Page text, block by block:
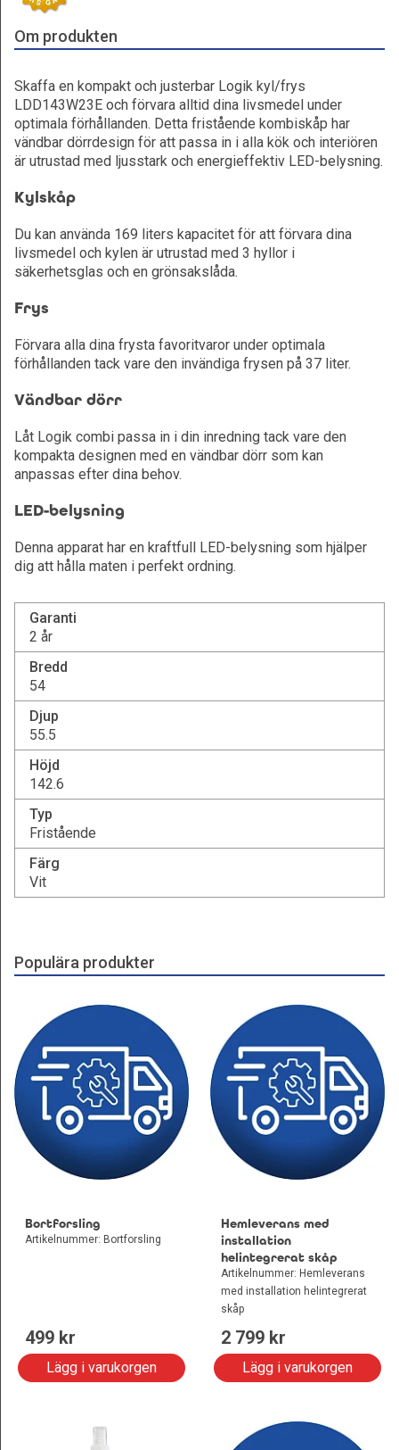
Om produkten
Skaffa en kompakt och justerbar Logik kyl/frys
LDD143W23E och förvara alltid dina livsmedel under
optimala förhållanden. Detta fristående kombiskåp har
vändbar dörrdesign för att passa in i alla kök och interiören
är utrustad med ljusstark och energieffektiv LED-belysning.
Kylskåp
Du kan använda 169 liters kapacitet för att förvara dina
livsmedel och kylen är utrustad med 3 hyllor i
säkerhetsglas och en grönsakslåda.
Frys
Förvara alla dina frysta favoritvaror under optimala
förhållanden tack vare den invändiga frysen på 37 liter.
Vändbar dörr
Låt Logik combi passa in i din inredning tack vare den
kompakta designen med en vändbar dörr som kan
anpassas efter dina behov.
LED-belysning
Denna apparat har en kraftfull LED-belysning som hjälper
dig att hålla maten i perfekt ordning.
Garanti
2 år
Bredd
54
Djup
55.5
Höjd
142.6
Typ
Fristående
Färg
Vit
Populära produkter
Bortforsling
Artikelnummer: Bortforsling
499 kr
Lägg i varukorgen
Hemleverans med
installation
helintegrerat skåp
Artikelnummer: Hemleverans
med installation helintegrerat
skåp
2 799 kr
Lägg i varukorgen